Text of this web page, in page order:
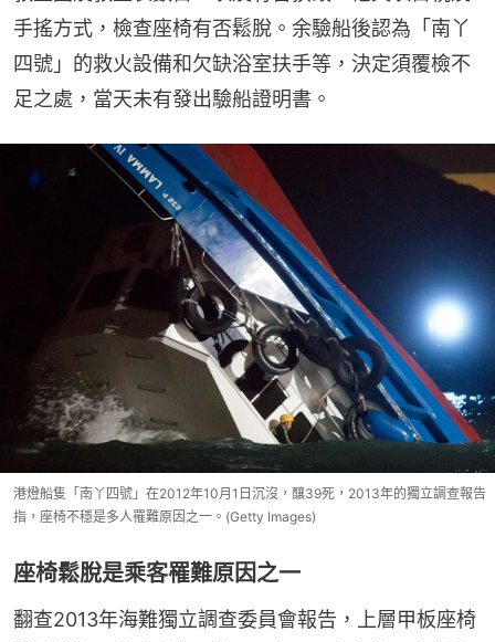
手搖方式，檢查座椅有否鬆脫。余驗船後認為「南丫
四號」的救火設備和欠缺浴室扶手等，決定須覆檢不
足之處，當天未有發出驗船證明書。
港燈船隻「南丫四號」在2012年10月1日沉沒，釀39死，2013年的獨立調查報告
指，座椅不穩是多人罹難原因之一。(Getty Images)
座椅鬆脫是乘客罹難原因之一
翻查2013年海難獨立調查委員會報告，上層甲板座椅